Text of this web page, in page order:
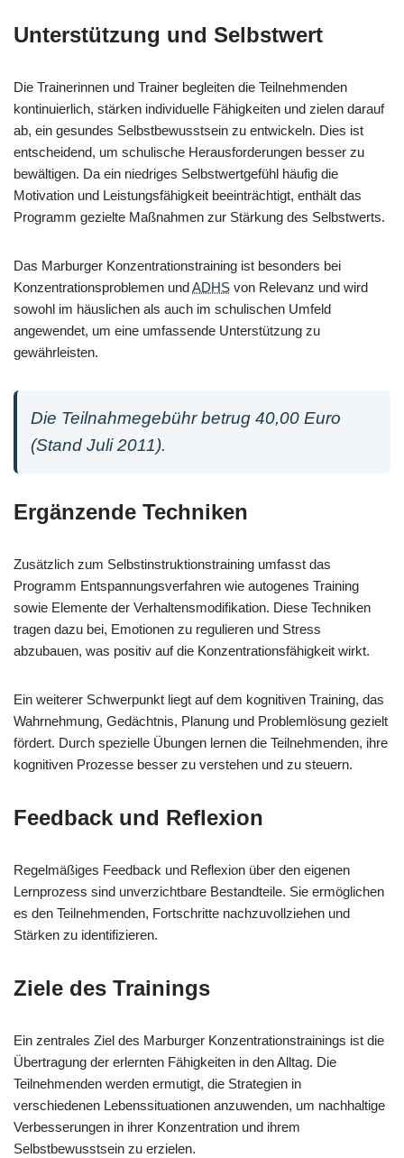
Unterstützung und Selbstwert
Die Trainerinnen und Trainer begleiten die Teilnehmenden
kontinuierlich, stärken individuelle Fähigkeiten und zielen darauf
ab, ein gesundes Selbstbewusstsein zu entwickeln. Dies ist
entscheidend, um schulische Herausforderungen besser zu
bewältigen. Da ein niedriges Selbstwertgefühl häufig die
Motivation und Leistungsfähigkeit beeinträchtigt, enthält das
Programm gezielte Maßnahmen zur Stärkung des Selbstwerts.
Das Marburger Konzentrationstraining ist besonders bei
Konzentrationsproblemen undADHS von Relevanz und wird
sowohl im häuslichen als auch im schulischen Umfeld
angewendet, um eine umfassende Unterstützung zu
gewährleisten.
Die Teilnahmegebühr betrug 40,00 Euro
(Stand Juli 2011).
Ergänzende Techniken
Zusätzlich zum Selbstinstruktionstraining umfasst das
Programm Entspannungsverfahren wie autogenes Training
sowie Elemente der Verhaltensmodifikation. Diese Techniken
tragen dazu bei, Emotionen zu regulieren und Stress
abzubauen, was positiv auf die Konzentrationsfähigkeit wirkt.
Ein weiterer Schwerpunkt liegt auf dem kognitiven Training, das
Wahrnehmung, Gedächtnis, Planung und Problemlösung gezielt
fördert. Durch spezielle Übungen lernen die Teilnehmenden, ihre
kognitiven Prozesse besser zu verstehen und zu steuern.
Feedback und Reflexion
Regelmäßiges Feedback und Reflexion über den eigenen
Lernprozess sind unverzichtbare Bestandteile. Sie ermöglichen
es den Teilnehmenden, Fortschritte nachzuvollziehen und
Stärken zu identifizieren.
Ziele des Trainings
Ein zentrales Ziel des Marburger Konzentrationstrainings ist die
Übertragung der erlernten Fähigkeiten in den Alltag. Die
Teilnehmenden werden ermutigt, die Strategien in
verschiedenen Lebenssituationen anzuwenden, um nachhaltige
Verbesserungen in ihrer Konzentration und ihrem
Selbstbewusstsein zu erzielen.